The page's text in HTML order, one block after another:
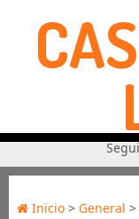
Inicio> General >